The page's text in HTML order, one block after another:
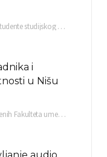
Kolokvijumi iz predmeta Solfeđo 5 i 6 (za studente studijskog programa Muzička teorija) i Metodika…
i
u Nišu
Anketiranje nastavnika, saradnika i zaposlenih Fakulteta umetnosti u Nišu radi sačinjavanja Izveštaja o samovrednovanju biće…